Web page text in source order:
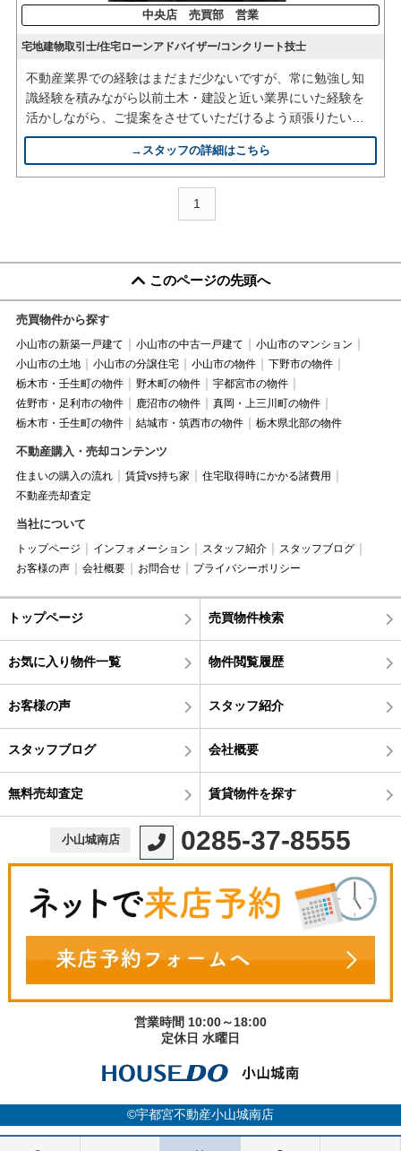
中央店 売買部 営業
宅地建物取引士/住宅ローンアドバイザー/コンクリート技士
不動産業界での経験はまだまだ少ないですが、常に勉強し知
識経験を積みながら以前土木・建設と近い業界にいた経験を
活かしながら、ご提案をさせていただけるよう頑張りたいと
思います。
→スタッフの詳細はこちら
1
このページの先頭へ
売買物件から探す
小山市の新築一戸建て 小山市の中古一戸建て
小山市のマンション
小山市の土地
小山市の分譲住宅 小山市の物件
下野市の物件
栃木市・壬生町の物件
野木町の物件
宇都宮市の物件
佐野市・足利市の物件
鹿沼市の物件
真岡・上三川町の物件
栃木市・壬生町の物件
結城市・筑西市の物件 栃木県北部の物件
不動産購入・売却コンテンツ
住まいの購入の流れ 賃貸vs持ち家
住宅取得時にかかる諸費用
不動産売却査定
当社について
トップページ インフォメーション スタッフ紹介
スタッフブログ
お客様の声
会社概要 お問合せ プライバシーポリシー
トップページ 売買物件検索
お気に入り物件一覧 物件閲覧履歴
お客様の声 スタッフ紹介
スタッフブログ 会社概要
無料売却査定 賃貸物件を探す
小山城南店 0285-37-8555
営業時間 10:00～18:00
定休日 水曜日
©宇都宮不動産小山城南店